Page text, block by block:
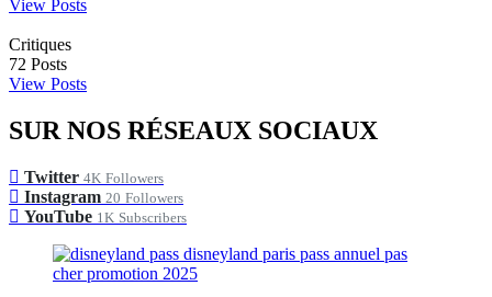
View Posts
Critiques
72 Posts
View Posts
SUR NOS RÉSEAUX SOCIAUX
Twitter 4K Followers
Instagram 20 Followers
YouTube 1K Subscribers